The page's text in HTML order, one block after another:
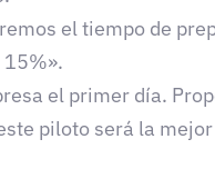
el tiempo de
el primer día.
piloto será la